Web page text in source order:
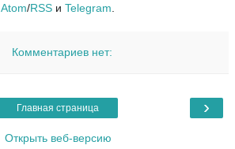
Atom/RSS и Telegram.
Комментариев нет:
›
Главная страница
Открыть веб-версию